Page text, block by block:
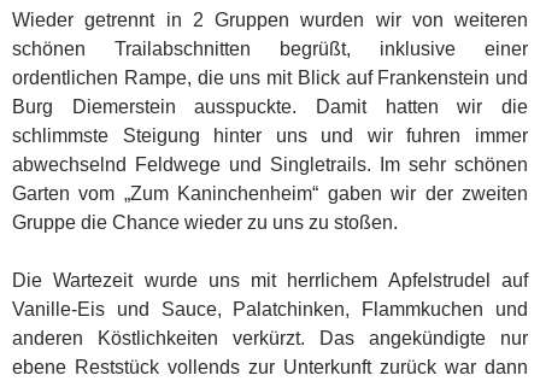
Wieder getrennt in 2 Gruppen wurden wir von weiteren
schönen Trailabschnitten begrüßt, inklusive einer
ordentlichen Rampe, die uns mit Blick auf Frankenstein und
Burg Diemerstein ausspuckte. Damit hatten wir die
schlimmste Steigung hinter uns und wir fuhren immer
abwechselnd Feldwege und Singletrails. Im sehr schönen
Garten vom „Zum Kaninchenheim“ gaben wir der zweiten
Gruppe die Chance wieder zu uns zu stoßen.
Die Wartezeit wurde uns mit herrlichem Apfelstrudel auf
Vanille-Eis und Sauce, Palatchinken, Flammkuchen und
anderen Köstlichkeiten verkürzt. Das angekündigte nur
ebene Reststück vollends zur Unterkunft zurück war dann